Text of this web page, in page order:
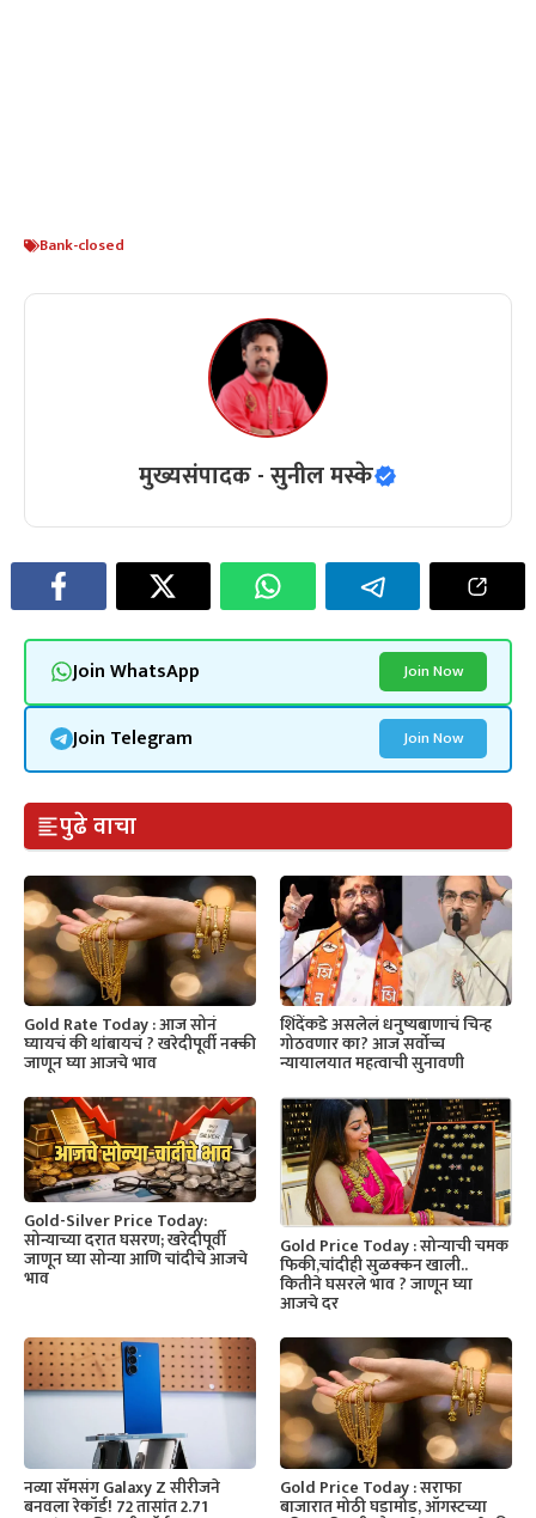
Bank-closed
मुख्यसंपादक - सुनील मस्के
Join WhatsApp Join Now
Join Telegram Join Now
पुढे वाचा
Gold Rate Today : आज सोनं
घ्यायचं की थांबायचं ? खरेदीपूर्वी नक्की
जाणून घ्या आजचे भाव
शिंदेंकडे असलेलं धनुष्यबाणाचं चिन्ह
गोठवणार का? आज सर्वोच्च
न्यायालयात महत्वाची सुनावणी
Gold-Silver Price Today:
सोन्याच्या दरात घसरण; खरेदीपूर्वी
जाणून घ्या सोन्या आणि चांदीचे आजचे
भाव
Gold Price Today : सोन्याची चमक
फिकी,चांदीही सुळक्कन खाली..
कितीने घसरले भाव ? जाणून घ्या
आजचे दर
नव्या सॅमसंग Galaxy Z सीरीजने
बनवला रेकॉर्ड! 72 तासांत 2.71
Gold Price Today : सराफा
बाजारात मोठी घडामोड, ऑगस्टच्या